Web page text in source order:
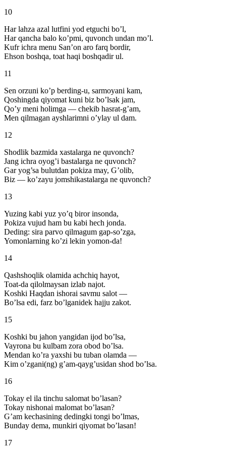
10
Har lahza azal lutfini yod etguchi bo’l,
Har qancha balo ko’pmi, quvonch undan mo’l.
Kufr ichra menu San’on aro farq bordir,
Ehson boshqa, toat haqi boshqadir ul.
11
Sen orzuni ko’p berding-u, sarmoyani kam,
Qoshingda qiyomat kuni biz bo’lsak jam,
Qo’y meni holimga — chekib hasrat-g’am,
Men qilmagan ayshlarimni o’ylay ul dam.
12
Shodlik bazmida xastalarga ne quvonch?
Jang ichra oyog’i bastalarga ne quvonch?
Gar yog’sa bulutdan pokiza may, G’olib,
Biz — ko’zayu jomshikastalarga ne quvonch?
13
Yuzing kabi yuz yo’q biror insonda,
Pokiza vujud ham bu kabi hech jonda.
Deding: sira parvo qilmagum gap-so’zga,
Yomonlarning ko’zi lekin yomon-da!
14
Qashshoqlik olamida achchiq hayot,
Toat-da qilolmaysan izlab najot.
Koshki Haqdan ishorai savmu salot —
Bo’lsa edi, farz bo’lganidek hajju zakot.
15
Koshki bu jahon yangidan ijod bo’lsa,
Vayrona bu kulbam zora obod bo’lsa.
Mendan ko’ra yaxshi bu tuban olamda —
Kim o’zgani(ng) g’am-qayg’usidan shod bo’lsa.
16
Tokay el ila tinchu salomat bo’lasan?
Tokay nishonai malomat bo’lasan?
G’am kechasining dedingki tongi bo’lmas,
Bunday dema, munkiri qiyomat bo’lasan!
17